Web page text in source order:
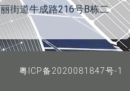
街道牛成路216号B栋二
粤ICP备2020081847号-1